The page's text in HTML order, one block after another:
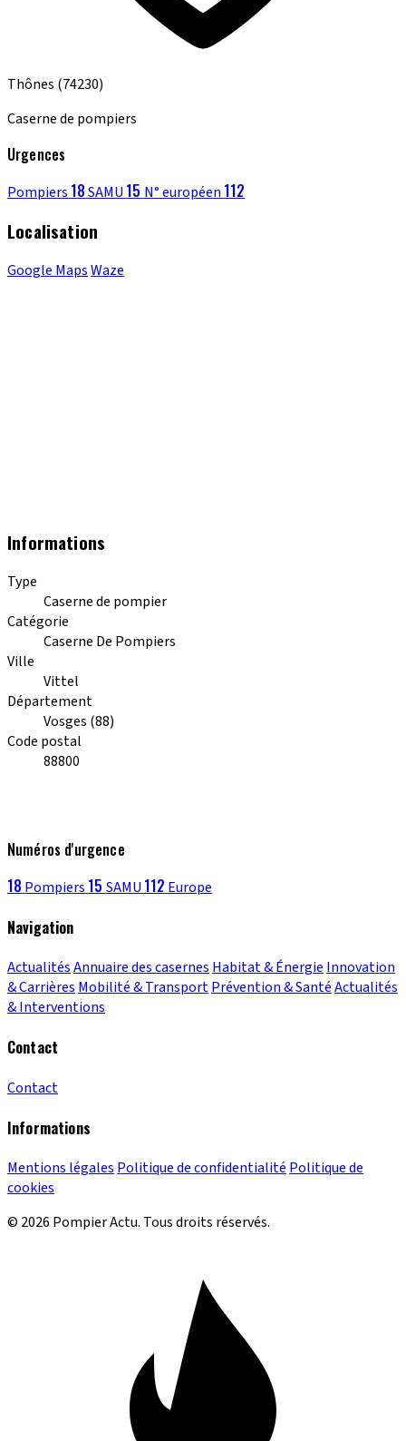
Thônes (74230)
Caserne de pompiers
Urgences
Pompiers 18SAMU 15 N° européen 112
Localisation
Google MapsWaze
Informations
Type
Caserne de pompier
Catégorie
Caserne De Pompiers
Ville
Vittel
Département
Vosges (88)
Code postal
88800
Numéros d'urgence
18 Pompiers 15 SAMU 112 Europe
Navigation
ActualitésAnnuaire des casernes Habitat & Énergie Innovation
& Carrières Mobilité & TransportPrévention & SantéActualités
& Interventions
Contact
Contact
Informations
Mentions légales Politique de confidentialité Politique de
cookies
© 2026 Pompier Actu. Tous droits réservés.